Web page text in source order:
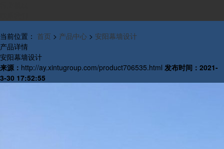
当前位置： 首页 > 产品中心 > 安阳幕墙设计
产品详情
安阳幕墙设计
来源： http://ay.xintugroup.com/product706535.html 发布时间： 2021-
3-30 17:52:55